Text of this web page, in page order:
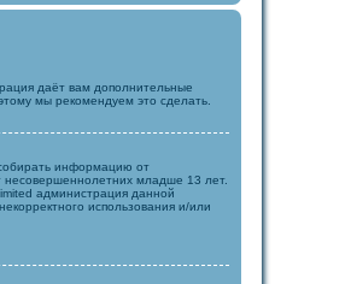
даёт вам дополнительные
мы рекомендуем это сделать.
информацию от
младше 13 лет.
администрация данной
использования и/или